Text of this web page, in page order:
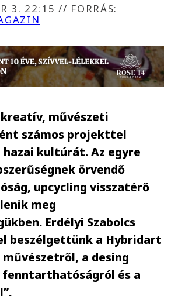
3. 22:15// FORRÁS:
művészeti
számos projekttel
kultúrát. Az egyre
örvendő
upcycling visszatérő
meg
Erdélyi Szabolcs
beszélgettünk a Hybridart
a desing
és a